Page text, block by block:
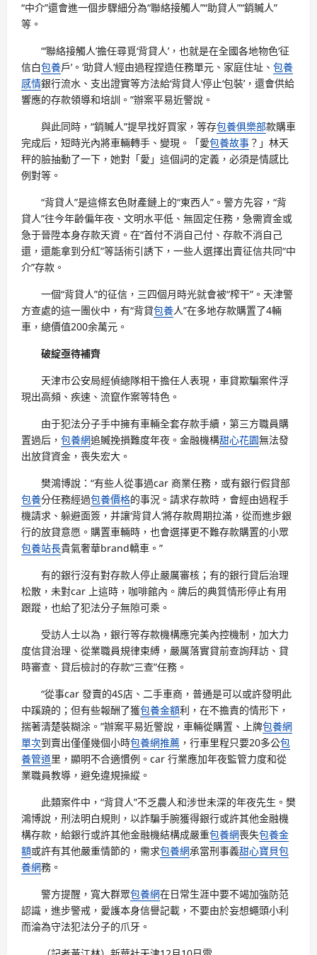
“中介”還會進一個步驟細分為“聯絡接觸人”“助貸人”“銷贓人”
等。
“‘聯絡接觸人’擔任尋覓‘背貸人’，也就是在全國各地物色‘征
信白包養戶’。‘助貸人’經由過程捏造任務單元、家庭住址、 包養
感情銀行流水、支出證實等方法給‘背貸人’停止‘包裝’，還會供給
響應的存款領導和培訓。”辦案平易近警說。
與此同時，“銷贓人”提早找好買家，等存包養俱樂部款購車
完成后，短時光內將車輛轉手、變現。「愛包養故事？」林天
秤的臉抽動了一下，她對「愛」這個詞的定義，必須是情感比
例對等。
“背貸人”是這條玄色財產鏈上的“東西人”。警方先容，“背
貸人”往今年齡偏年夜、文明水平低、無固定任務，急需資金或
急于晉陞本身存款天資。在“首付不消自己付、存款不消自己
還，還能拿到分紅”等話術引誘下，一些人選擇出賣征信共同“中
介”存款。
一個“背貸人”的征信，三四個月時光就會被“榨干”。天津警
方查處的這一團伙中，有“背貸包養人”在多地存款購置了4輛
車，總價值200余萬元。
破綻亟待補齊
天津市公安局經偵總隊相干擔任人表現，車貸欺騙案件浮
現出高頻、疾速、流竄作案等特色。
由于犯法分子手中擁有車輛全套存款手續，第三方職員購
置過后， 包養網追贓挽損難度年夜。金融機構甜心花園無法發
出放貸資金，喪失宏大。
樊鴻博說：“有些人從事過car 商業任務，或有銀行假貸部
包養分任務經過包養價格的事況。請求存款時，會經由過程手
機請求、躲避面簽，并讓‘背貸人’將存款周期拉滿，從而進步銀
行的放貸意愿。購置車輛時，也會選擇更不難存款購置的小眾
包養站長貴氣奢華brand轎車。”
有的銀行沒有對存款人停止嚴厲審核；有的銀行貸后治理
松散，未對car 上這時，咖啡館內。牌后的典質情形停止有用
跟蹤，也給了犯法分子無隙可乘。
受訪人士以為，銀行等存款機構應完美內控機制，加大力
度信貸治理、從業職員規律束縛，嚴厲落實貸前查詢拜訪、貸
時審查、貸后檢討的存款“三查”任務。
“從事car 發賣的4S店、二手車商，普通是可以或許發明此
中蹊蹺的；但有些報酬了獲包養金額利，在不擔責的情形下，
揣著清楚裝糊涂。”辦案平易近警說，車輛從購置、上牌包養網
單次到賣出僅僅幾個小時包養網推薦 ，行車里程只要20多公包
養管道里，顯明不合適慣例。car 行業應加年夜監管力度和從
業職員教導，避免違規操縱。
此類案件中，“背貸人”不乏農人和涉世未深的年夜先生。樊
鴻博說，刑法明白規則，以詐騙手腕獲得銀行或許其他金融機
構存款，給銀行或許其他金融機結構成嚴重包養網喪失包養金
額或許有其他嚴重情節的，需求包養網承當刑事義甜心寶貝包
養網務。
警方提醒，寬大群眾包養網在日常生涯中要不竭加強防范
認識，進步警戒，愛護本身信譽記載，不要由於妄想蠅頭小利
而淪為守法犯法分子的爪牙。